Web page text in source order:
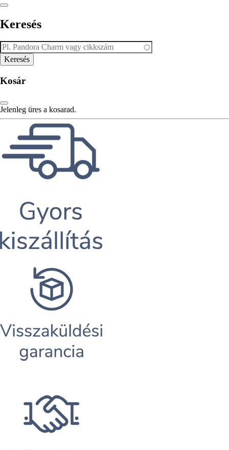
Keresés
Kosár
Jelenleg üres a kosarad.